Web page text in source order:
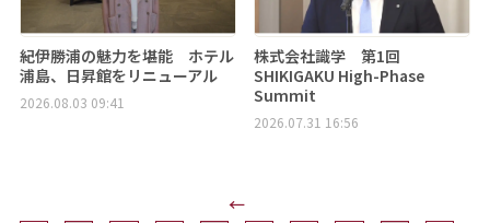
紀伊勝浦の魅力を堪能 ホテル
浦島、日昇館をリニューアル
2026.08.03 09:41
株式会社識学 第1回
SHIKIGAKU High-Phase
Summit
2026.07.31 16:56
←